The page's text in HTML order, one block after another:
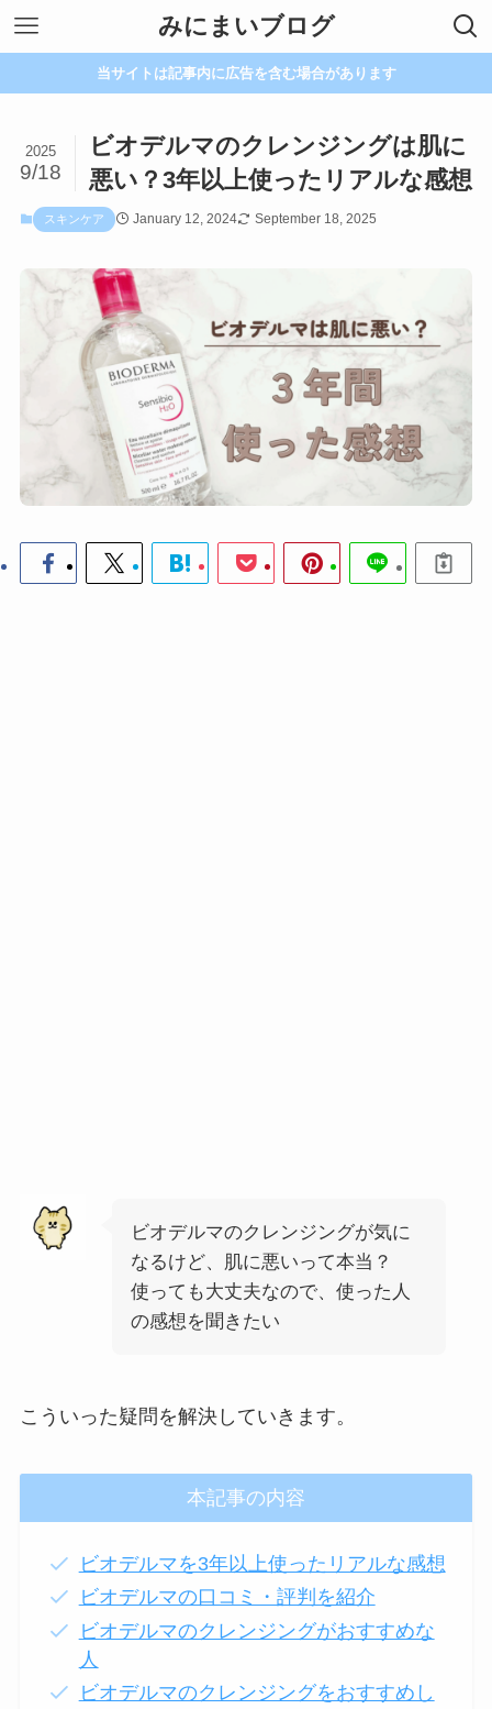
みにまいブログ
当サイトは記事内に広告を含む場合があります
ビオデルマのクレンジングは肌に
悪い？3年以上使ったリアルな感想
2025
9/18
スキンケア January 12, 2024 September 18, 2025
ビオデルマのクレンジングが気に
なるけど、肌に悪いって本当？
使っても大丈夫なので、使った人
の感想を聞きたい
こういった疑問を解決していきます。
本記事の内容
ビオデルマを3年以上使ったリアルな感想
ビオデルマの口コミ・評判を紹介
ビオデルマのクレンジングがおすすめな
人
ビオデルマのクレンジングをおすすめし